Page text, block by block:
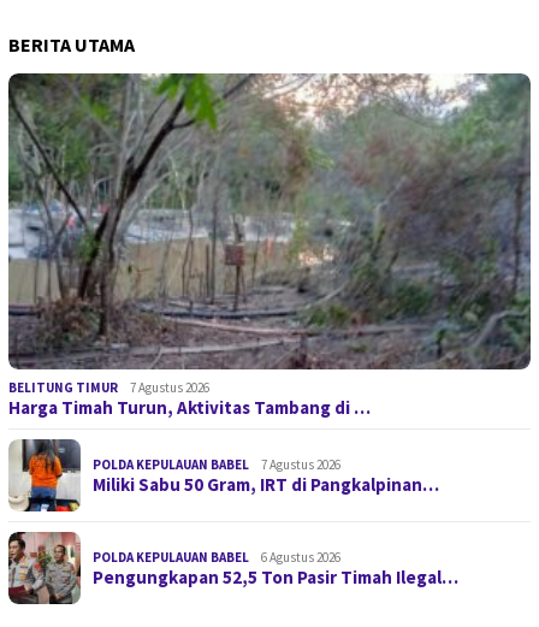
BERITA UTAMA
BELITUNG TIMUR 7 Agustus 2026
Harga Timah Turun, Aktivitas Tambang di …
POLDA KEPULAUAN BABEL 7 Agustus 2026
Miliki Sabu 50 Gram, IRT di Pangkalpinan…
POLDA KEPULAUAN BABEL 6 Agustus 2026
Pengungkapan 52,5 Ton Pasir Timah Ilegal…